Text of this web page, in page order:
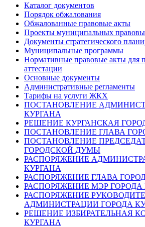
Каталог документов
Порядок обжалования
Обжалованные правовые акты
Проекты муниципальных
Документы стратегического
Муниципальные программы
Нормативные правовые акты для
аттестации
Основные документы
Административные регламенты
Тарифы на услуги ЖКХ
ПОСТАНОВЛЕНИЕ
КУРГАНА
РЕШЕНИЕ КУРГАНСКАЯ
ПОСТАНОВЛЕНИЕ ГЛАВА
ПОСТАНОВЛЕНИЕ
ГОРОДСКОЙ ДУМЫ
РАСПОРЯЖЕНИЕ
КУРГАНА
РАСПОРЯЖЕНИЕ ГЛАВА
РАСПОРЯЖЕНИЕ МЭР ГОРОДА
РАСПОРЯЖЕНИЕ
АДМИНИСТРАЦИИ ГОРОДА
РЕШЕНИЕ ИЗБИРАТЕЛЬНАЯ
КУРГАНА